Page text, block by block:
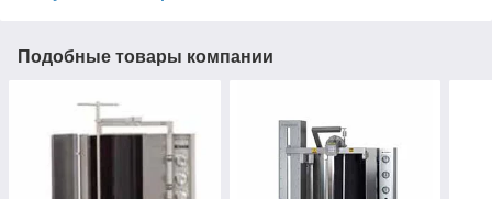
Подобные товары компании